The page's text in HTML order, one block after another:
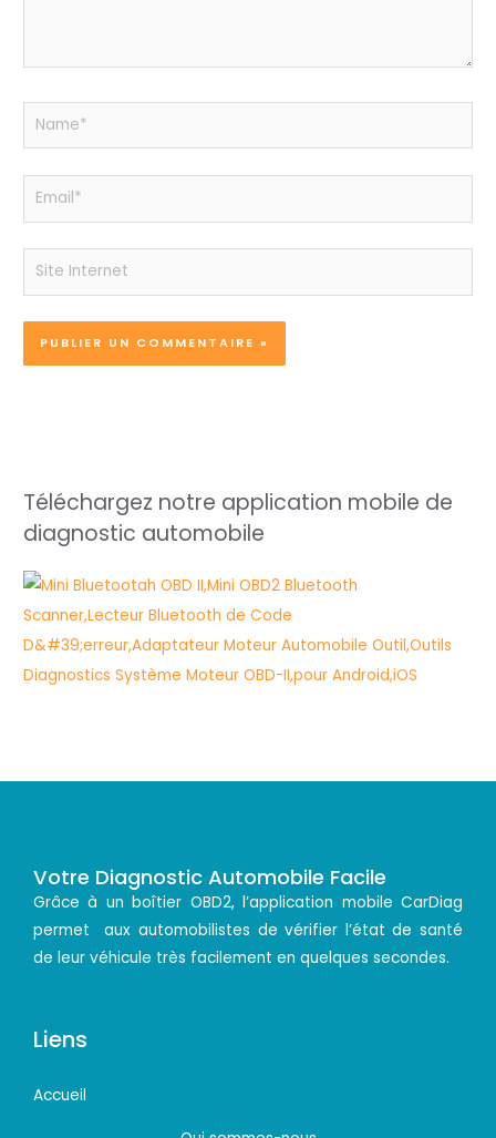
Name*
Email*
Site
Téléchargez notre application mobile de
diagnostic automobile
Votre Diagnostic Automobile Facile
Grâce à un boîtier OBD2, l’application mobile CarDiag
permet aux automobilistes de vérifier l’état de santé
de leur véhicule très facilement en quelques secondes.
Liens
Accueil